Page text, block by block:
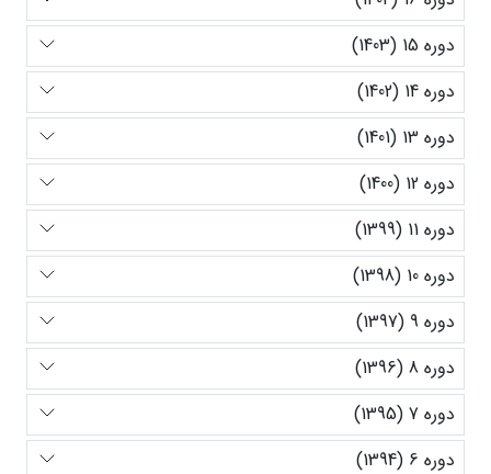
دوره 15 (1403)
دوره 14 (1402)
دوره 13 (1401)
دوره 12 (1400)
دوره 11 (1399)
دوره 10 (1398)
دوره 9 (1397)
دوره 8 (1396)
دوره 7 (1395)
دوره 6 (1394)